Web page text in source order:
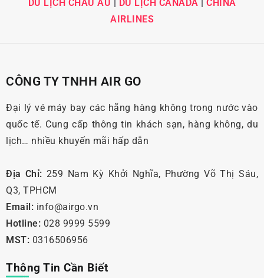
DU LỊCH CHÂU ÂU | DU LỊCH CANADA | CHINA
AIRLINES
CÔNG TY TNHH AIR GO
Đại lý vé máy bay các hãng hàng không trong nước vào
quốc tế. Cung cấp thông tin khách sạn, hàng không, du
lịch… nhiều khuyến mãi hấp dẫn
Địa Chỉ: 259 Nam Kỳ Khởi Nghĩa, Phường Võ Thị Sáu,
Q3, TPHCM
Email: info@airgo.vn
Hotline: 028 9999 5599
MST: 0316506956
Thông Tin Cần Biết